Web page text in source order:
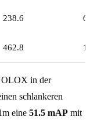
238.6
462.8
in der
schlankeren
eine 51.5 mAP mit